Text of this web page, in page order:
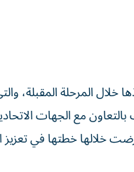
المرحلة المقبلة،
مع الجهات
خلالها خطتها في تعزيز